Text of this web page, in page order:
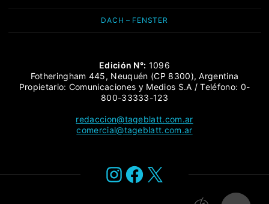
DACH – FENSTER
Edición N°: 1096
Fotheringham 445, Neuquén (CP 8300), Argentina
Propietario: Comunicaciones y Medios S.A / Teléfono: 0-
800-33333-123
redaccion@tageblatt.com.ar
comercial@tageblatt.com.ar
Instagram
Facebook
X